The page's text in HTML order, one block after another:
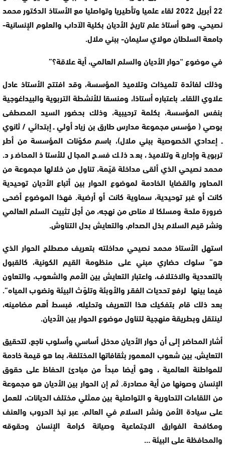
22 أبريل 2022 لقاء علميا وتأطيريا وتواصليا مع الأستاذ الدكتور محمد
نصيحي، وهو أستاذ علم تاريخ الأديان بكلية الآداب والعلوم الإنسانية-
جامعة السلطان مولاي سليمان- ببني ملال.
في موضوع “حوار الأديان والسلم العالمي، أية علاقة؟”
وذلك لفائدة تلميذات وتلاميذ المؤسسة، وقد افتتح الأستاذ عادل
علاوي اللقاء. باعتباره أستاذا، ومنسقا للأنشطة التربوية والبيداغوجية
بنفس المؤسسة، بكلمة ترحيبية، وذلك بحضور السيد المصطفى
بوصي ( مؤسس مجموعة مدارس طارق بن زياد أولي ـ إبتدائي / ثانوي
ـ إعدادي الخصوصية ببني ملال)، باسم مكوّنات المؤسسة من أطر
تربوية وإدارية وتلاميذ، بعد ذلك فسح المجال للأستاذ المحاضر د.
محمد نصيحي الذي ألقى مداخلة قيّمة، تناول من خلالها مجموعة من
المحاور والقضايا الخادمة لموضوع الحوار بين أتباع الأديان توحيدية
كانت أو غبر توحيدية، سماوية كانت أو أرضية. فهذا الموضوع أضحى
ضرورة ملحة ومسلكا لا مناص من نهجه، من أجل تثبيت السلم العالمي
ونشر قيم السلام بذل الصدام، والتعايش بدل التناوش.
استهل الأستاذ محمد نصيحي مداخلته بتعريف مصطلح الحوار الذي
هو” سلوك حضاري مبني على منظومة القيم الكونية، كالقبول
بالتعددية والاختلاف، واعتبار التعايش بين الأمم والشعوب، والتعاون
فيما بينها لرفع تحديات الفقر والأوبئة وتلوّث البيئة ونضوب المياه”.
بعد ذلك قام بتفكيك هذا التعريف وتحليله، فبسط أهم مضامينه،
لينتقل وبطريقة منهجية لتناول موضوع الحوار بين الأديان.
أشار المحاضر إلى أن حوار الأديان مدخل أساسي وأسلوب ناجع، لتحقيق
التعايش، بين شعوب المعمور بثقافاتها المختلفة، بما هو قيمة خادمة
للمواطنة العالمية ، وهو أيضا مبدأ من مبادئ الحفاظ على حقوق
الإنسان وصونها من أية مصادرة. ثم إن الحوار بين الأديان هو مجموعة
من اللقاءات التحاورية و التواصلية بين ممثلي مختلف الديانات، للعمل
على سيادة الأمن ونشر السلام في العالم، عبر نبذ الحروب والعنف
ومكافحة الفوارق الاجتماعية وصيانة كرامة الإنسان وحقوقه
والمحافظة على البيئة …